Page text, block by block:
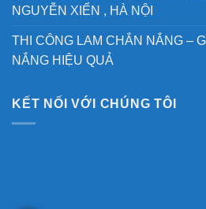
NGUYỄN XIỂN , HÀ NỘI
THI CÔNG LAM CHẮN NẮNG –
NẮNG HIỆU QUẢ
KẾT NỐI VỚI CHÚNG TÔI